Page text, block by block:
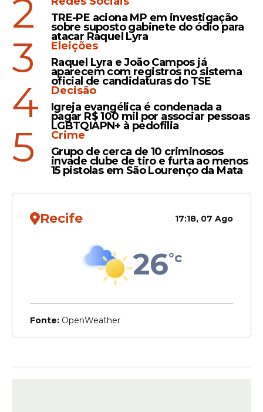
da Sorte, em Balneário Camboriú (SC),
recebeR$ 25.000,00. O município
catarinense aparece em diferentes
modalidades lotéricas ao longo do ano, e o
concurso 6054 reforça essa presença.
Leia Também
Saúde
37% em mortes por
Curiosidades
Entenda o que a presença
delas revela sobre o
2
TRE-PE aciona MP em investigação
sobre suposto gabinete do ódio para
atacar Raquel Lyra
3
Eleições
Raquel Lyra e João Campos já
aparecem com registros no sistema
oficial de candidaturas do TSE
4
Decisão
Igreja evangélica é condenada a
pagar R$ 100 mil por associar pessoas
LGBTQIAPN+ à pedofilia
5
Crime
Grupo de cerca de 10 criminosos
invade clube de tiro e furta ao menos
15 pistolas em São Lourenço da Mata
Recife 17:18, 07 Ago
26°c
Fonte: OpenWeather